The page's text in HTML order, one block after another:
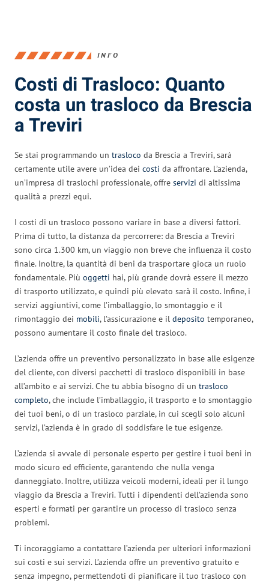
INFO
Costi di Trasloco: Quanto
costa un trasloco da Brescia
a Treviri
Se stai programmando un trasloco da Brescia a Treviri, sarà
certamente utile avere un’idea dei costi da affrontare. L’azienda,
un’impresa di traslochi professionale, offre servizi di altissima
qualità a prezzi equi.
I costi di un trasloco possono variare in base a diversi fattori.
Prima di tutto, la distanza da percorrere: da Brescia a Treviri
sono circa 1.300 km, un viaggio non breve che influenza il costo
finale. Inoltre, la quantità di beni da trasportare gioca un ruolo
fondamentale. Più oggetti hai, più grande dovrà essere il mezzo
di trasporto utilizzato, e quindi più elevato sarà il costo. Infine, i
servizi aggiuntivi, come l’imballaggio, lo smontaggio e il
rimontaggio dei mobili, l’assicurazione e il deposito temporaneo,
possono aumentare il costo finale del trasloco.
L’azienda offre un preventivo personalizzato in base alle esigenze
del cliente, con diversi pacchetti di trasloco disponibili in base
all’ambito e ai servizi. Che tu abbia bisogno di un trasloco
completo, che include l’imballaggio, il trasporto e lo smontaggio
dei tuoi beni, o di un trasloco parziale, in cui scegli solo alcuni
servizi, l’azienda è in grado di soddisfare le tue esigenze.
L’azienda si avvale di personale esperto per gestire i tuoi beni in
modo sicuro ed efficiente, garantendo che nulla venga
danneggiato. Inoltre, utilizza veicoli moderni, ideali per il lungo
viaggio da Brescia a Treviri. Tutti i dipendenti dell’azienda sono
esperti e formati per garantire un processo di trasloco senza
problemi.
Ti incoraggiamo a contattare l’azienda per ulteriori informazioni
sui costi e sui servizi. L’azienda offre un preventivo gratuito e
senza impegno, permettendoti di pianificare il tuo trasloco con